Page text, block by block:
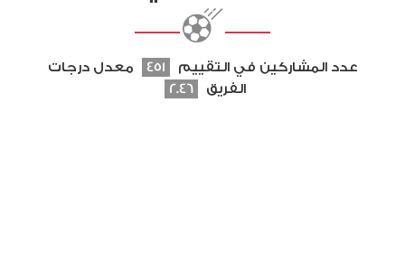
عدد المشاركين في التقييم 451
معدل درجات
الفريق
2.46